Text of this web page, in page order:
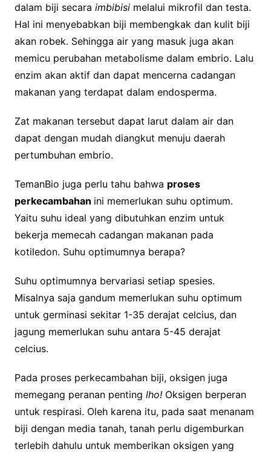
dalam biji secara imbibisi melalui mikrofil dan testa.
Hal ini menyebabkan biji membengkak dan kulit biji
akan robek. Sehingga air yang masuk juga akan
memicu perubahan metabolisme dalam embrio. Lalu
enzim akan aktif dan dapat mencerna cadangan
makanan yang terdapat dalam endosperma.
Zat makanan tersebut dapat larut dalam air dan
dapat dengan mudah diangkut menuju daerah
pertumbuhan embrio.
TemanBio juga perlu tahu bahwa proses
perkecambahan ini memerlukan suhu optimum.
Yaitu suhu ideal yang dibutuhkan enzim untuk
bekerja memecah cadangan makanan pada
kotiledon. Suhu optimumnya berapa?
Suhu optimumnya bervariasi setiap spesies.
Misalnya saja gandum memerlukan suhu optimum
untuk germinasi sekitar 1-35 derajat celcius, dan
jagung memerlukan suhu antara 5-45 derajat
celcius.
Pada proses perkecambahan biji, oksigen juga
memegang peranan penting lho! Oksigen berperan
untuk respirasi. Oleh karena itu, pada saat menanam
biji dengan media tanah, tanah perlu digemburkan
terlebih dahulu untuk memberikan oksigen yang